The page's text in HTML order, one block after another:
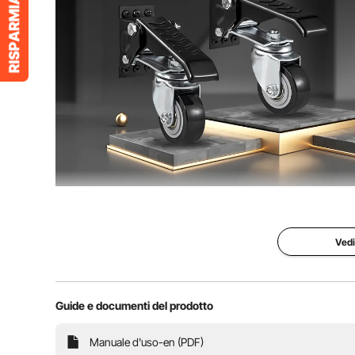
scorrimento fluido e silenzioso.
Guide e documenti del prodotto
Manuale d'uso-en (PDF)